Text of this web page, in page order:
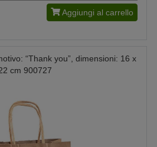
Aggiungi al carrello
“Thank you”, dimensioni: 16 x
cm 900727